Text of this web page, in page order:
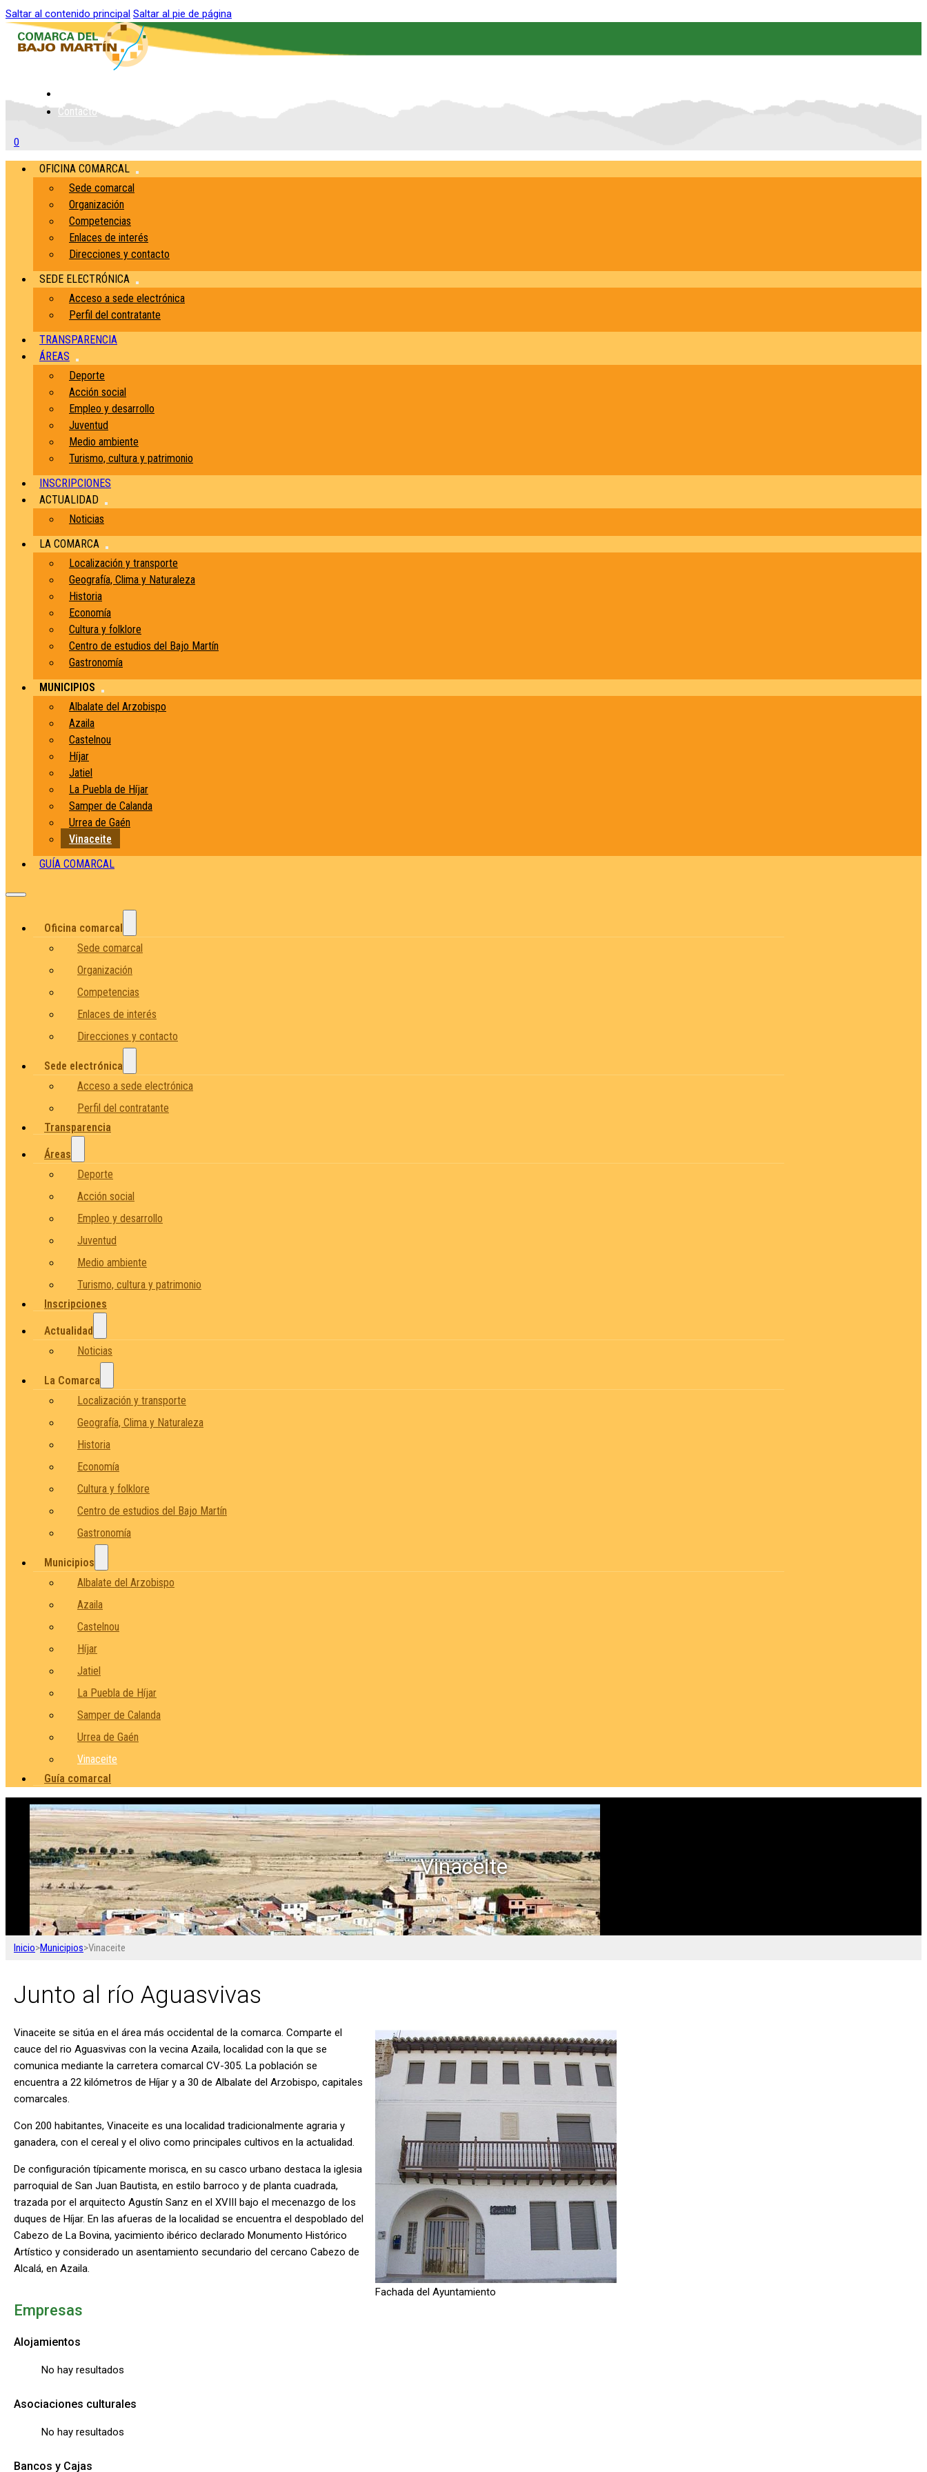
Saltar al contenido principal Saltar al pie de página
Contacto
0
OFICINA COMARCAL
Sede comarcal
Organización
Competencias
Enlaces de interés
Direcciones y contacto
SEDE ELECTRÓNICA
Acceso a sede electrónica
Perfil del contratante
TRANSPARENCIA
ÁREAS
Deporte
Acción social
Empleo y desarrollo
Juventud
Medio ambiente
Turismo, cultura y patrimonio
INSCRIPCIONES
ACTUALIDAD
Noticias
LA COMARCA
Localización y transporte
Geografía, Clima y Naturaleza
Historia
Economía
Cultura y folklore
Centro de estudios del Bajo Martín
Gastronomía
MUNICIPIOS
Albalate del Arzobispo
Azaila
Castelnou
Híjar
Jatiel
La Puebla de Híjar
Samper de Calanda
Urrea de Gaén
Vinaceite
GUÍA COMARCAL
Oficina comarcal
Sede comarcal
Organización
Competencias
Enlaces de interés
Direcciones y contacto
Sede electrónica
Acceso a sede electrónica
Perfil del contratante
Transparencia
Áreas
Deporte
Acción social
Empleo y desarrollo
Juventud
Medio ambiente
Turismo, cultura y patrimonio
Inscripciones
Actualidad
Noticias
La Comarca
Localización y transporte
Geografía, Clima y Naturaleza
Historia
Economía
Cultura y folklore
Centro de estudios del Bajo Martín
Gastronomía
Municipios
Albalate del Arzobispo
Azaila
Castelnou
Híjar
Jatiel
La Puebla de Híjar
Samper de Calanda
Urrea de Gaén
Vinaceite
Guía comarcal
Vinaceite
Inicio>Municipios>Vinaceite
Junto al río Aguasvivas
Fachada del Ayuntamiento
Vinaceite se sitúa en el área más occidental de la comarca. Comparte el
cauce del rio Aguasvivas con la vecina Azaila, localidad con la que se
comunica mediante la carretera comarcal CV-305. La población se
encuentra a 22 kilómetros de Híjar y a 30 de Albalate del Arzobispo, capitales
comarcales.
Con 200 habitantes, Vinaceite es una localidad tradicionalmente agraria y
ganadera, con el cereal y el olivo como principales cultivos en la actualidad.
De configuración típicamente morisca, en su casco urbano destaca la iglesia
parroquial de San Juan Bautista, en estilo barroco y de planta cuadrada,
trazada por el arquitecto Agustín Sanz en el XVIII bajo el mecenazgo de los
duques de Híjar. En las afueras de la localidad se encuentra el despoblado del
Cabezo de La Bovina, yacimiento ibérico declarado Monumento Histórico
Artístico y considerado un asentamiento secundario del cercano Cabezo de
Alcalá, en Azaila.
Empresas
Alojamientos
No hay resultados
Asociaciones culturales
No hay resultados
Bancos y Cajas